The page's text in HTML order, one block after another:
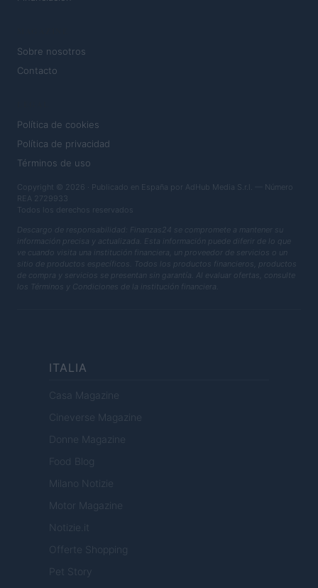
Sobre nosotros
Contacto
Política de cookies
Política de privacidad
Términos de uso
Copyright © 2026 · Publicado en España por AdHub Media S.r.l. — Número
REA 2729933
Todos los derechos reservados
Descargo de responsabilidad: Finanzas24 se compromete a mantener su
información precisa y actualizada. Esta información puede diferir de lo que
ve cuando visita una institución financiera, un proveedor de servicios o un
sitio de productos específicos. Todos los productos financieros, productos
de compra y servicios se presentan sin garantía. Al evaluar ofertas, consulte
los Términos y Condiciones de la institución financiera.
ITALIA
Casa Magazine
Cineverse Magazine
Donne Magazine
Food Blog
Milano Notizie
Motor Magazine
Notizie.it
Offerte Shopping
Pet Story